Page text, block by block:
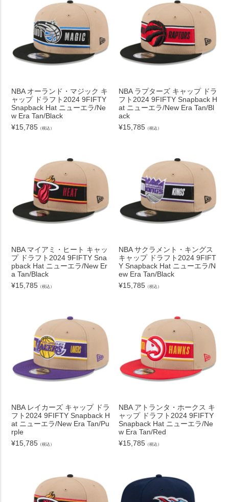
NBA オーランド・マジック キ
ャップ ドラフト2024 9FIFTY
Snapback Hat ニューエラ/Ne
w Era Tan/Black
¥15,785 （税込）
NBA ラプターズ キャップ ドラ
フト2024 9FIFTY Snapback H
at ニューエラ/New Era Tan/Bl
ack
¥15,785 （税込）
NBA マイアミ・ヒート キャッ
プ ドラフト2024 9FIFTY Sna
pback Hat ニューエラ/New Er
a Tan/Black
¥15,785 （税込）
NBA サクラメント・キングス
キャップ ドラフト2024 9FIFT
Y Snapback Hat ニューエラ/N
ew Era Tan/Black
¥15,785 （税込）
NBA レイカーズ キャップ ドラ
フト2024 9FIFTY Snapback H
at ニューエラ/New Era Tan/Pu
rple
¥15,785 （税込）
NBA アトランタ・ホークス キ
ャップ ドラフト2024 9FIFTY
Snapback Hat ニューエラ/Ne
w Era Tan/Red
¥15,785 （税込）